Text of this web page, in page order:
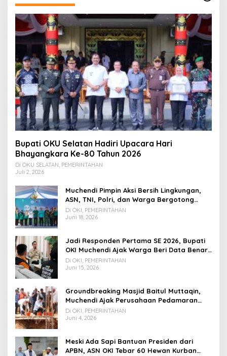
Bupati OKU Selatan Hadiri Upacara Hari
Bhayangkara Ke-80 Tahun 2026
Di OKU SELATAN, PEMERINTAHAN
Juli 2, 2026
Muchendi Pimpin Aksi Bersih Lingkungan,
ASN, TNI, Polri, dan Warga Bergotong
Royong
Di OKI, PEMERINTAHAN
Juni 18, 2026
Jadi Responden Pertama SE 2026, Bupati
OKI Muchendi Ajak Warga Beri Data Benar
ke Petugas BPS
Di OKI, PEMERINTAHAN
Juni 15, 2026
Groundbreaking Masjid Baitul Muttaqin,
Muchendi Ajak Perusahaan Pedamaran
Timur Turut Bantu
Di OKI, PEMERINTAHAN
Juni 4, 2026
Meski Ada Sapi Bantuan Presiden dari
APBN, ASN OKI Tebar 60 Hewan Kurban